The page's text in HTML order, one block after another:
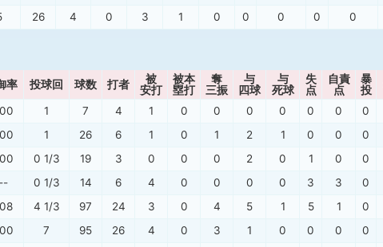
26 4 0 3 1 0 0 0 0 0
率 投球回 球数 打者
被
安打
被本
塁打
奪
三振
与
四球
与
死球
失
点
自責
点
暴
投
1 7 4 1 0 0 0 0 0 0 0
1 26 6 1 0 1 2 1 0 0 0
0 1/3 19 3 0 0 0 2 0 1 0 0
0 1/3 14 6 4 0 0 0 0 3 3 0
4 1/3 97 24 3 0 4 5 1 5 1 0
7 95 26 4 0 3 1 0 0 0 0